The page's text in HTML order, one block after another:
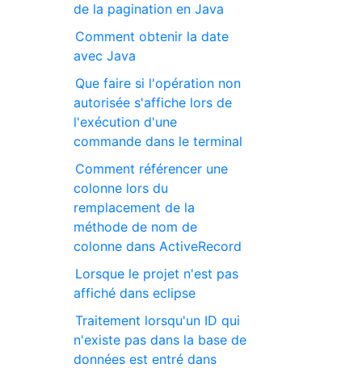
de la pagination en Java
Comment obtenir la date
avec Java
Que faire si l'opération non
autorisée s'affiche lors de
l'exécution d'une
commande dans le terminal
Comment référencer une
colonne lors du
remplacement de la
méthode de nom de
colonne dans ActiveRecord
Lorsque le projet n'est pas
affiché dans eclipse
Traitement lorsqu'un ID qui
n'existe pas dans la base de
données est entré dans